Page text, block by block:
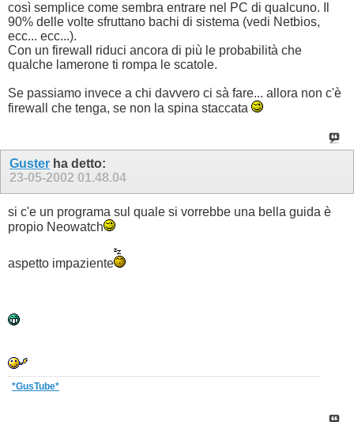
così semplice come sembra entrare nel PC di qualcuno. Il
90% delle volte sfruttano bachi di sistema (vedi Netbios,
ecc... ecc...).
Con un firewall riduci ancora di più le probabilità che
qualche lamerone ti rompa le scatole.
Se passiamo invece a chi davvero ci sà fare... allora non c'è
firewall che tenga, se non la spina staccata
Guster ha detto:
23-05-2002 01.48.04
si c'e un programa sul quale si vorrebbe una bella guida è
propio Neowatch
aspetto impaziente
*GusTube*